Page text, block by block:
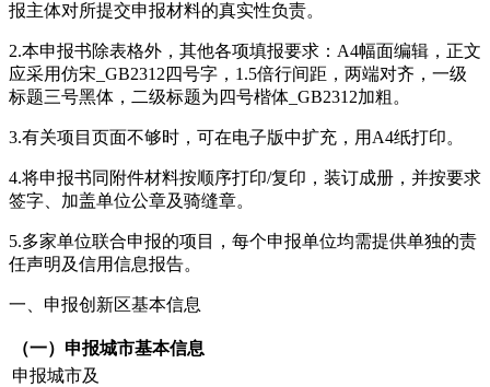
报主体对所提交申报材料的真实性负责。
2.本申报书除表格外，其他各项填报要求：A4幅面编辑，正文
应采用仿宋_GB2312四号字，1.5倍行间距，两端对齐，一级
标题三号黑体，二级标题为四号楷体_GB2312加粗。
3.有关项目页面不够时，可在电子版中扩充，用A4纸打印。
4.将申报书同附件材料按顺序打印/复印，装订成册，并按要求
签字、加盖单位公章及骑缝章。
5.多家单位联合申报的项目，每个申报单位均需提供单独的责
任声明及信用信息报告。
一、申报创新区基本信息
（一）申报城市基本信息
申报城市及